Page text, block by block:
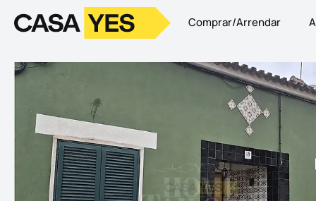
LogoIr para a homepage Comprar/Arrendar